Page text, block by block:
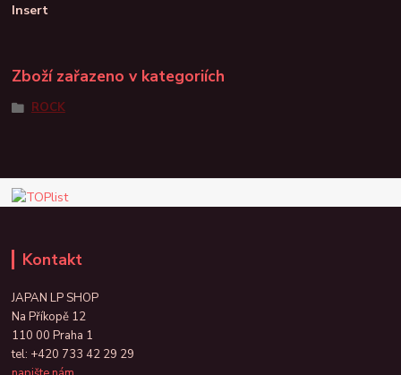
Insert
Zboží zařazeno v kategoriích
ROCK
Kontakt
JAPAN LP SHOP
Na Příkopě 12
110 00 Praha 1
tel: +420 733 42 29 29